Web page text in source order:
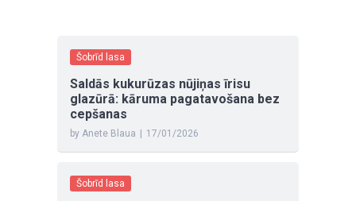
Šobrīd lasa
Saldās kukurūzas nūjiņas īrisu
glazūrā: kāruma pagatavošana bez
cepšanas
by Anete Blaua | 17/01/2026
Šobrīd lasa